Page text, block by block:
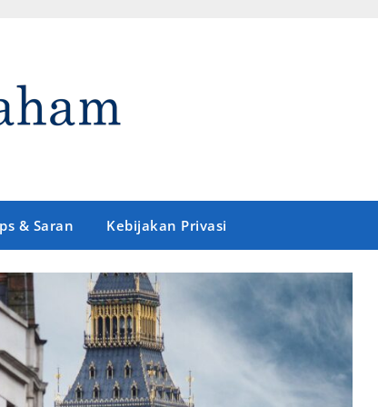
& Saran Kebijakan Privasi